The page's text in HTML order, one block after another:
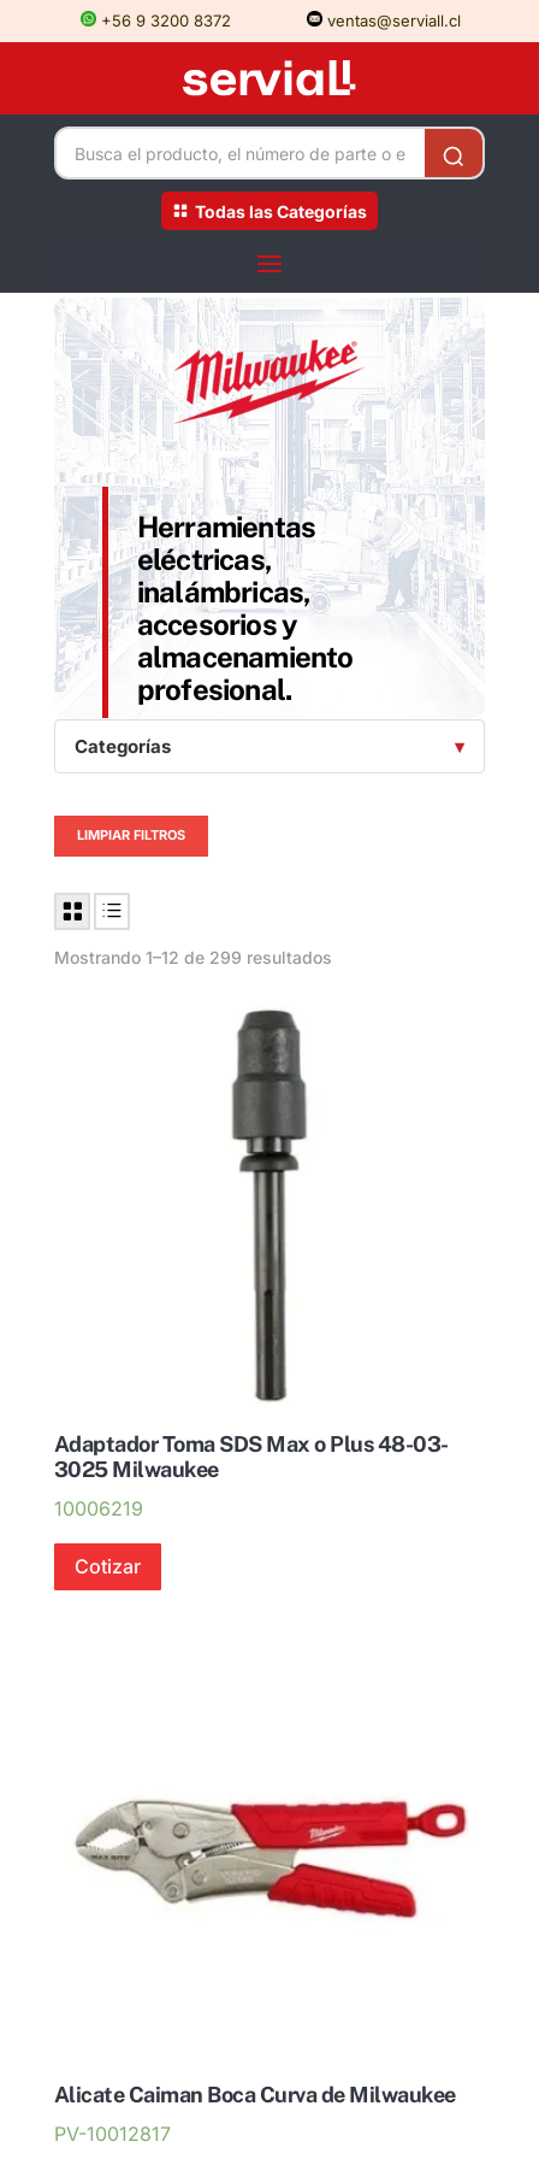
+56 9 3200 8372 ventas@serviall.cl
Todas las Categorías
Herramientas
eléctricas,
inalámbricas,
accesorios y
almacenamiento
profesional.
Categorías
LIMPIAR FILTROS
Mostrando 1–12 de 299 resultados
Adaptador Toma SDS Max o Plus 48-03-
3025 Milwaukee
10006219
Cotizar
Alicate Caiman Boca Curva de Milwaukee
PV-10012817